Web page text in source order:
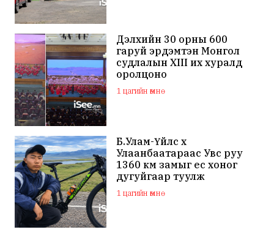
Дэлхийн 30 орны 600
гаруй эрдэмтэн Монгол
судлалын XIII их хуралд
оролцоно
1 цагийн өмнө
Б.Улам-Үйлс хүү
Улаанбаатараас Увс руу
1360 км замыг ес хоног
дугуйгаар туулж
зорилгодоо хүрлээ
1 цагийн өмнө